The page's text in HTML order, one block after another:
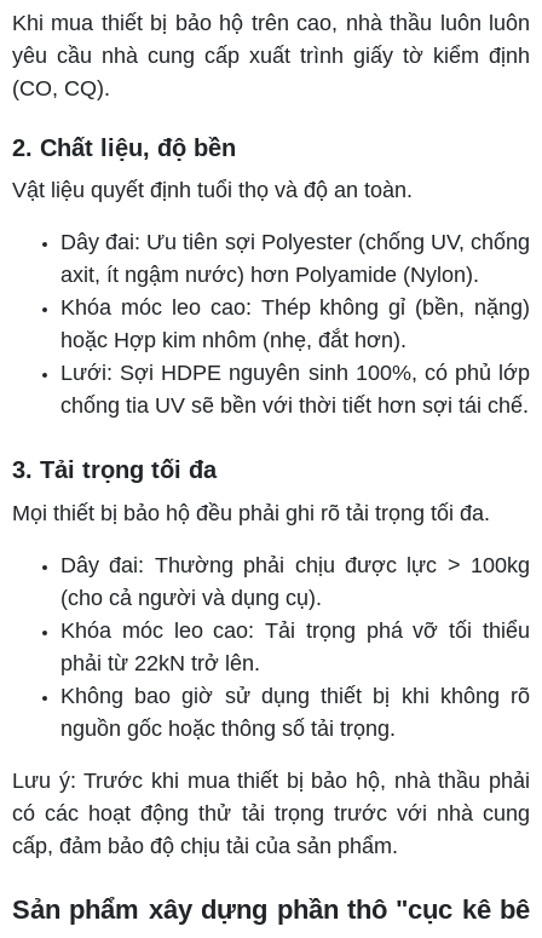
Khi mua thiết bị bảo hộ trên cao, nhà thầu luôn luôn
yêu cầu nhà cung cấp xuất trình giấy tờ kiểm định
(CO, CQ).
2. Chất liệu, độ bền
Vật liệu quyết định tuổi thọ và độ an toàn.
Dây đai: Ưu tiên sợi Polyester (chống UV, chống
axit, ít ngậm nước) hơn Polyamide (Nylon).
Khóa móc leo cao: Thép không gỉ (bền, nặng)
hoặc Hợp kim nhôm (nhẹ, đắt hơn).
Lưới: Sợi HDPE nguyên sinh 100%, có phủ lớp
chống tia UV sẽ bền với thời tiết hơn sợi tái chế.
3. Tải trọng tối đa
Mọi thiết bị bảo hộ đều phải ghi rõ tải trọng tối đa.
Dây đai: Thường phải chịu được lực > 100kg
(cho cả người và dụng cụ).
Khóa móc leo cao: Tải trọng phá vỡ tối thiểu
phải từ 22kN trở lên.
Không bao giờ sử dụng thiết bị khi không rõ
nguồn gốc hoặc thông số tải trọng.
Lưu ý: Trước khi mua thiết bị bảo hộ, nhà thầu phải
có các hoạt động thử tải trọng trước với nhà cung
cấp, đảm bảo độ chịu tải của sản phẩm.
Sản phẩm xây dựng phần thô "cục kê bê